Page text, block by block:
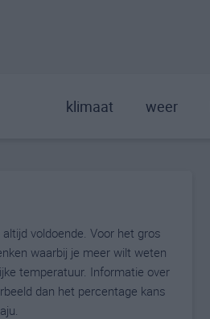
klimaat weer
voldoende. Voor het gros
waarbij je meer wilt weten
temperatuur. Informatie over
dan het percentage kans